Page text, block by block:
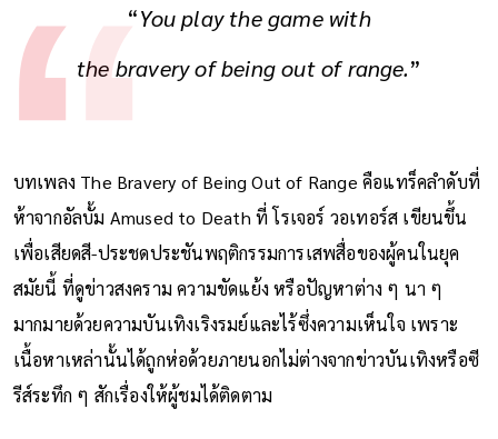
“You play the game with
the bravery of being out of range.”
บทเพลง The Bravery of Being Out of Range คือแทร็คลำดับที่
ห้าจากอัลบั้ม Amused to Death ที่ โรเจอร์ วอเทอร์ส เขียนขึ้น
เพื่อเสียดสี-ประชดประชันพฤติกรรมการเสพสื่อของผู้คนในยุค
สมัยนี้ ที่ดูข่าวสงคราม ความขัดแย้ง หรือปัญหาต่าง ๆ นา ๆ
มากมายด้วยความบันเทิงเริงรมย์และไร้ซึ่งความเห็นใจ เพราะ
เนื้อหาเหล่านั้นได้ถูกห่อด้วยภายนอกไม่ต่างจากข่าวบันเทิงหรือซี
รีส์ระทึก ๆ สักเรื่องให้ผู้ชมได้ติดตาม